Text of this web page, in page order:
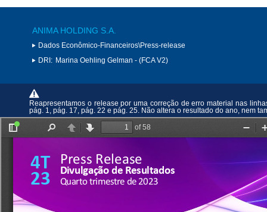
ANIMA HOLDING S.A.
Dados Econômico-Financeiros\Press-release
DRI: Marina Oehling Gelman - (FCA V2)
Reapresentamos o release por uma correção de erro material nas
pág. 1, pág. 17, pág. 22 e pág. 25. Não altera o resultado do ano, nem